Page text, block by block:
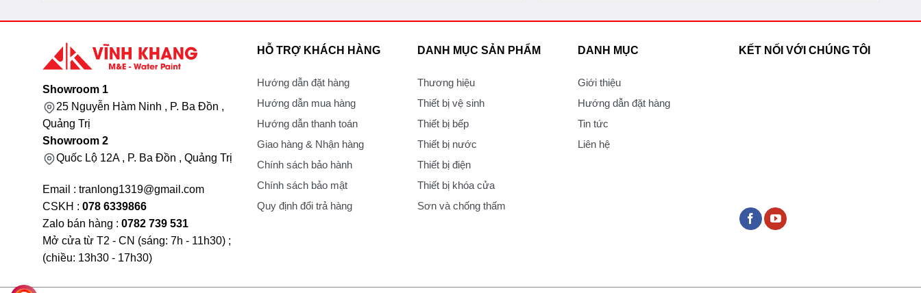
Showroom 1
25 Nguyễn Hàm Ninh , P. Ba Đồn ,
Quảng Trị
Showroom 2
Quốc Lộ 12A , P. Ba Đồn , Quảng Trị
Email : tranlong1319@gmail.com
CSKH : 078 6339866
Zalo bán hàng : 0782 739 531
Mở cửa từ T2 - CN (sáng: 7h - 11h30) ;
(chiều: 13h30 - 17h30)
HỖ TRỢ KHÁCH HÀNG
Hướng dẫn đặt hàng
Hướng dẫn mua hàng
Hướng dẫn thanh toán
Giao hàng & Nhận hàng
Chính sách bảo hành
Chính sách bảo mật
Quy định đổi trả hàng
DANH MỤC SẢN PHẨM
Thương hiệu
Thiết bị vệ sinh
Thiết bị bếp
Thiết bị nước
Thiết bị điện
Thiết bị khóa cửa
Sơn và chống thấm
DANH MỤC
Giới thiệu
Hướng dẫn đặt hàng
Tin tức
Liên hệ
KẾT NỐI VỚI CHÚNG TÔI